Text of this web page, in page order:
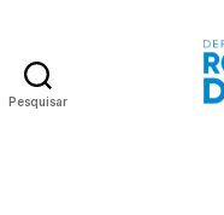
Pesquisar